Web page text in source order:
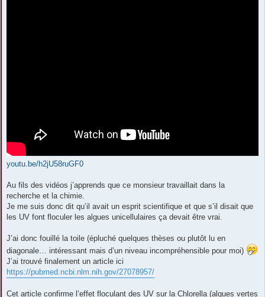
youtu.be/h2jU58ruGF0
Au fils des vidéos j’apprends que ce monsieur travaillait dans la
recherche et la chimie.
Je me suis donc dit qu’il avait un esprit scientifique et que s’il disait que
les UV font floculer les algues unicellulaires ça devait être vrai.
J’ai donc fouillé la toile (épluché quelques thèses ou plutôt lu en
diagonale… intéressant mais d’un niveau incompréhensible pour moi)
J’ai trouvé finalement un article ici
https://pubmed.ncbi.nlm.nih.gov/27078957/
Cet article confirme l’effet floculant des UV sur la Chlorella (algues vertes